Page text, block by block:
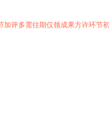
评多需往期仅领成果方许环节